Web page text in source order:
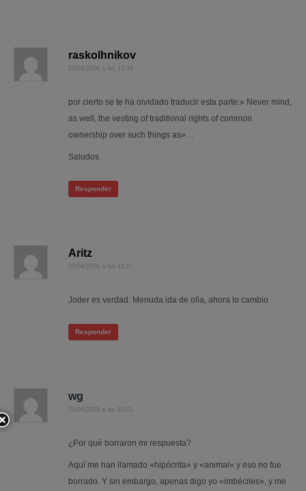
raskolhnikov
25/04/2009 a las 13:46
por cierto se te ha olvidado traducir esta parte:» Never mind,
as well, the vesting of traditional rights of common
ownership over such things as»…
Saludos
Responder
Aritz
25/04/2009 a las 15:27
Joder es verdad. Menuda ida de olla, ahora lo cambio
Responder
wg
25/04/2009 a las 22:01
¿Por qué borraron mi respuesta?
Aquí me han llamado «hipócrita» y «animal» y eso no fue
borrado. Y sin embargo, apenas digo yo «imbéciles», y me